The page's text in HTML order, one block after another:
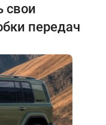
свои
передач